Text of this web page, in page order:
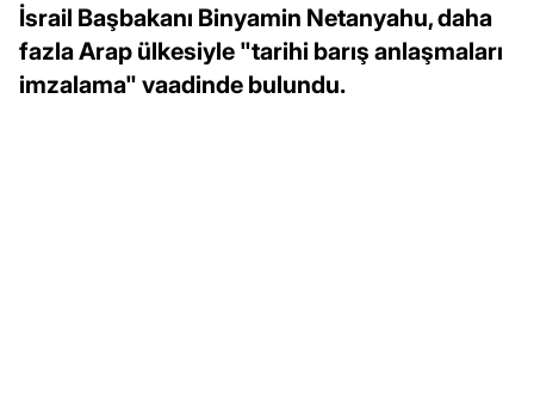
İsrail Başbakanı Binyamin Netanyahu, daha
fazla Arap ülkesiyle "tarihi barış anlaşmaları
imzalama" vaadinde bulundu.